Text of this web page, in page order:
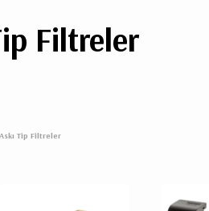
Filtreler
Askı Tip Filtreler